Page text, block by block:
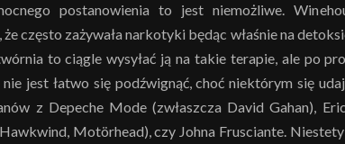
postanowienia to jest niemożliwe.
często zażywała narkotyki będąc właśnie na
to ciągle wysyłać ją na takie terapie, ale po
jest łatwo się podźwignąć, choć niektórym się
z Depeche Mode (zwłaszcza David Gahan),
Motörhead), czy Johna Frusciante.